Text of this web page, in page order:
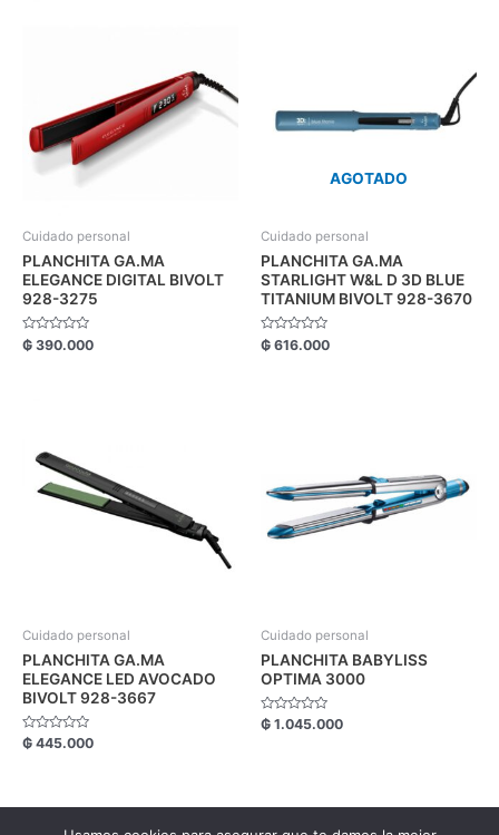
Cuidado personal
PLANCHITA GA.MA
ELEGANCE DIGITAL BIVOLT
928-3275
Valorado
con
₲ 390.000
AGOTADO
Cuidado personal
PLANCHITA GA.MA
STARLIGHT W&L D 3D BLUE
TITANIUM BIVOLT 928-3670
Valorado
con
₲ 616.000
Cuidado personal
PLANCHITA GA.MA
ELEGANCE LED AVOCADO
BIVOLT 928-3667
Valorado
con
₲ 445.000
Cuidado personal
PLANCHITA BABYLISS
OPTIMA 3000
Valorado
con
₲ 1.045.000